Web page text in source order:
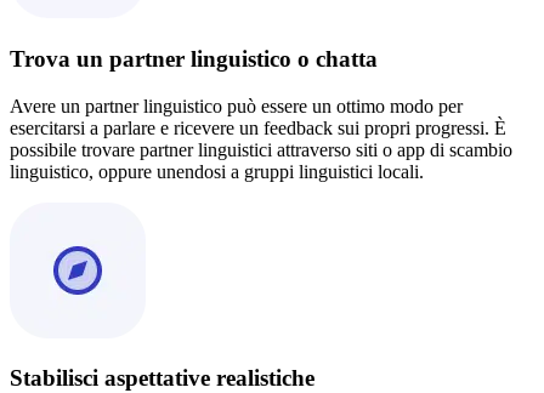
Trova un partner linguistico o chatta
Avere un partner linguistico può essere un ottimo modo per
esercitarsi a parlare e ricevere un feedback sui propri progressi. È
possibile trovare partner linguistici attraverso siti o app di scambio
linguistico, oppure unendosi a gruppi linguistici locali.
Stabilisci aspettative realistiche